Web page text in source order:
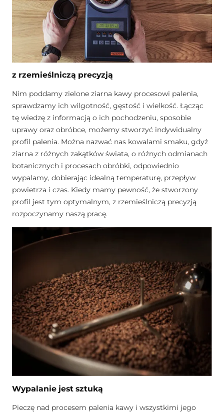
z rzemieślniczą precyzją
Nim poddamy zielone ziarna kawy procesowi palenia,
sprawdzamy ich wilgotność, gęstość i wielkość. Łącząc
tę wiedzę z informacją o ich pochodzeniu, sposobie
uprawy oraz obróbce, możemy stworzyć indywidualny
profil palenia. Można nazwać nas kowalami smaku, gdyż
ziarna z różnych zakątków świata, o różnych odmianach
botanicznych i procesach obróbki, odpowiednio
wypalamy, dobierając idealną temperaturę, przepływ
powietrza i czas. Kiedy mamy pewność, że stworzony
profil jest tym optymalnym, z rzemieślniczą precyzją
rozpoczynamy naszą pracę.
Wypalanie jest sztuką
Pieczę nad procesem palenia kawy i wszystkimi jego